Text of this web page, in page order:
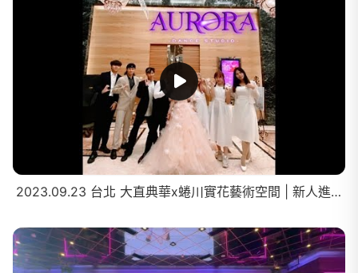
2023.09.23 台北 大直典華x蜷川實花藝術空間 | 新人進場秀